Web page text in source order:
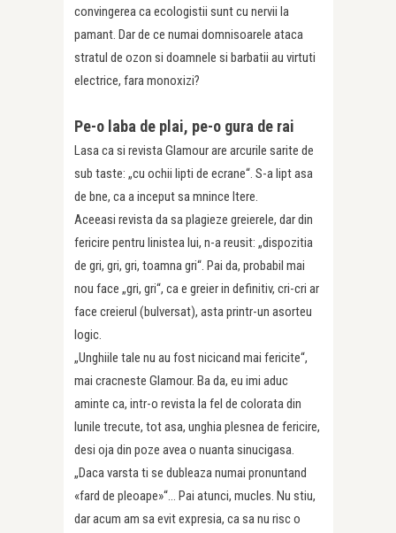
convingerea ca ecologistii sunt cu nervii la
pamant. Dar de ce numai domnisoarele ataca
stratul de ozon si doamnele si barbatii au virtuti
electrice, fara monoxizi?
Pe-o laba de plai, pe-o gura de rai
Lasa ca si revista Glamour are arcurile sarite de
sub taste: „cu ochii lipti de ecrane“. S-a lipt asa
de bne, ca a inceput sa mnince ltere.
Aceeasi revista da sa plagieze greierele, dar din
fericire pentru linistea lui, n-a reusit: „dispozitia
de gri, gri, gri, toamna gri“. Pai da, probabil mai
nou face „gri, gri“, ca e greier in definitiv, cri-cri ar
face creierul (bulversat), asta printr-un asorteu
logic.
„Unghiile tale nu au fost nicicand mai fericite“,
mai cracneste Glamour. Ba da, eu imi aduc
aminte ca, intr-o revista la fel de colorata din
lunile trecute, tot asa, unghia plesnea de fericire,
desi oja din poze avea o nuanta sinucigasa.
„Daca varsta ti se dubleaza numai pronuntand
«fard de pleoape»“… Pai atunci, mucles. Nu stiu,
dar acum am sa evit expresia, ca sa nu risc o